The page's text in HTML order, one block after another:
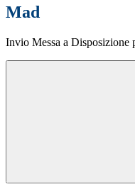
Mad
Invio Messa a Disposizione